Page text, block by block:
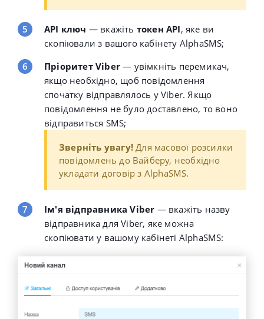
API ключ — вкажіть токен API, яке ви
скопіювали з вашого кабінету AlphaSMS;
Пріоритет Viber — увімкніть перемикач,
якщо необхідно, щоб повідомлення
спочатку відправлялось у Viber. Якщо
повідомлення не було доставлено, то воно
відправиться SMS;
Зверніть увагу! Для масової розсилки
повідомлень до Вайберу, необхідно
укладати договір з AlphaSMS.
Ім'я відправника Viber — вкажіть назву
відправника для Viber, яке можна
скопіювати у вашому кабінеті AlphaSMS: